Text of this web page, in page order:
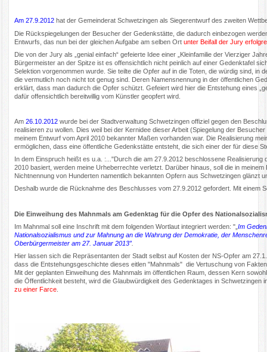
Am 27.9.2012 hat der Gemeinderat Schwetzingen als Siegerentwurf des zweiten
Die Rückspiegelungen der Besucher der Gedenkstätte, die dadurch einbezogen
Entwurfs, das nun bei der gleichen Aufgabe am selben Ortunter Beifall der Jury
Die von der Jury als „genial einfach“ gefeierte Idee einer „Kleinfamilie der Vierziger
Bürgermeister an der Spitze ist es offensichtlich nicht peinlich auf einer Gedenktafel
Selektion vorgenommen wurde. Sie teilte die Opfer auf in die Toten, die würdig sind,
die vermutlich noch nicht tot genug sind. Deren Namensnennung in der öffentlichen
erklärt, dass man dadurch die Opfer schützt. Gefeiert wird hier die Entstehung eines
dafür offensichtlich bereitwillig vom Künstler geopfert wird.
Am26.10.2012 wurde bei der Stadtverwaltung Schwetzingen offiziel gegen den
realisieren zu wollen. Dies weil bei der Kernidee dieser Arbeit (Spiegelung der
meinem Entwurf vom April 2010 bekannter Maßen vorhanden war. Die Realisierung
ermöglichen, dass eine öffentliche Gedenkstätte entsteht, die sich einer der für diese
In dem Einspruch heißt es u.a. :..."Durch die am 27.9.2012 beschlossene
2010 basiert, werden meine Urheberrechte verletzt. Darüber hinaus, soll die in
Nichtnennung von Hunderten namentlich bekannten Opfern aus Schwetzingen glänzt
Deshalb wurde die Rücknahme des Beschlusses vom 27.9.2012 gefordert. Mit einem
Die Einweihung des Mahnmals am Gedenktag für die Opfer des
Im Mahnmal soll eine Inschrift mit dem folgenden Wortlaut integriert werden: "„Im
Nationalsozialismus und zur Mahnung an die Wahrung der Demokratie, der
Oberbürgermeister am 27. Januar 2013”
Hier lassen sich die Repräsentanten der Stadt selbst auf Kosten der NS-Opfer am
dass die Entstehungsgeschichte dieses eitlen "Mahnmals" die Vertuschung von
Mit der geplanten Einweihung des Mahnmals im öffentlichen Raum, dessen Kern
die Öffentlichkeit besteht, wird die Glaubwürdigkeit des Gedenktages in Schwetzingen
zu einer Farce